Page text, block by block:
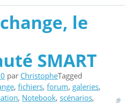
le
SMART
par ChristopheTagged
, fichiers, forum, galeries,
, Notebook, scénarios,